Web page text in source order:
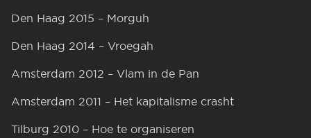
Den Haag 2015 – Morguh
Den Haag 2014 – Vroegah
Amsterdam 2012 – Vlam in de Pan
Amsterdam 2011 – Het kapitalisme crasht
Tilburg 2010 – Hoe te organiseren